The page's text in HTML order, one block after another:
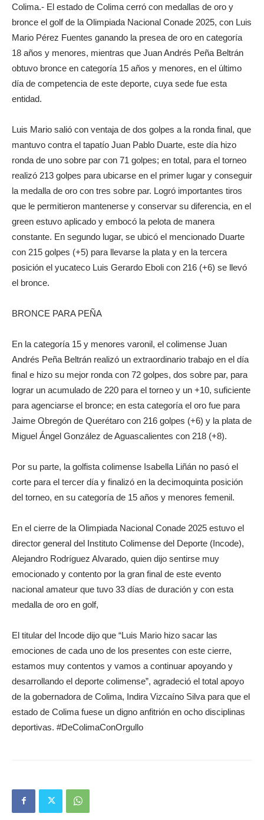
Colima.- El estado de Colima cerró con medallas de oro y
bronce el golf de la Olimpiada Nacional Conade 2025, con Luis
Mario Pérez Fuentes ganando la presea de oro en categoría
18 años y menores, mientras que Juan Andrés Peña Beltrán
obtuvo bronce en categoría 15 años y menores, en el último
día de competencia de este deporte, cuya sede fue esta
entidad.
Luis Mario salió con ventaja de dos golpes a la ronda final, que
mantuvo contra el tapatío Juan Pablo Duarte, este día hizo
ronda de uno sobre par con 71 golpes; en total, para el torneo
realizó 213 golpes para ubicarse en el primer lugar y conseguir
la medalla de oro con tres sobre par. Logró importantes tiros
que le permitieron mantenerse y conservar su diferencia, en el
green estuvo aplicado y embocó la pelota de manera
constante. En segundo lugar, se ubicó el mencionado Duarte
con 215 golpes (+5) para llevarse la plata y en la tercera
posición el yucateco Luis Gerardo Eboli con 216 (+6) se llevó
el bronce.
BRONCE PARA PEÑA
En la categoría 15 y menores varonil, el colimense Juan
Andrés Peña Beltrán realizó un extraordinario trabajo en el día
final e hizo su mejor ronda con 72 golpes, dos sobre par, para
lograr un acumulado de 220 para el torneo y un +10, suficiente
para agenciarse el bronce; en esta categoría el oro fue para
Jaime Obregón de Querétaro con 216 golpes (+6) y la plata de
Miguel Ángel González de Aguascalientes con 218 (+8).
Por su parte, la golfista colimense Isabella Liñán no pasó el
corte para el tercer día y finalizó en la decimoquinta posición
del torneo, en su categoría de 15 años y menores femenil.
En el cierre de la Olimpiada Nacional Conade 2025 estuvo el
director general del Instituto Colimense del Deporte (Incode),
Alejandro Rodríguez Alvarado, quien dijo sentirse muy
emocionado y contento por la gran final de este evento
nacional amateur que tuvo 33 días de duración y con esta
medalla de oro en golf,
El titular del Incode dijo que “Luis Mario hizo sacar las
emociones de cada uno de los presentes con este cierre,
estamos muy contentos y vamos a continuar apoyando y
desarrollando el deporte colimense”, agradeció el total apoyo
de la gobernadora de Colima, Indira Vizcaíno Silva para que el
estado de Colima fuese un digno anfitrión en ocho disciplinas
deportivas. #DeColimaConOrgullo